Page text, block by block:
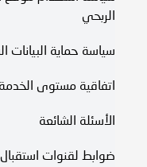
الربحي
سياسة حماية البيانات
اتفاقية مستوى الخدمة​
الأسئلة الشائعة
ضوابط لقنوات